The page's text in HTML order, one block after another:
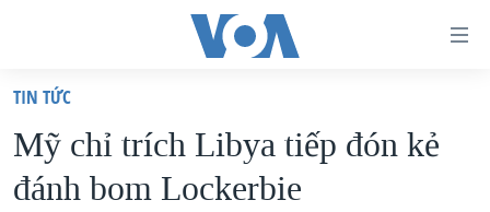
truy
cập
Tới
VIỆT NAM
HOA KỲ
TIN TỨC
Mỹ chỉ trích Libya tiếp đón kẻ
đánh bom Lockerbie